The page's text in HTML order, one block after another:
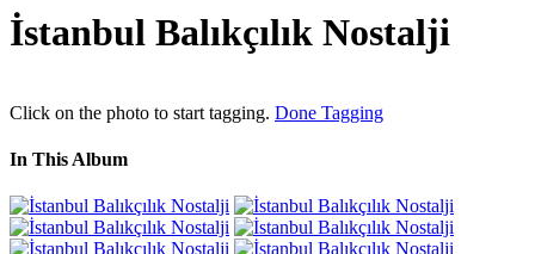
İstanbul Balıkçılık Nostalji
Click on the photo to start tagging. Done Tagging
In This Album